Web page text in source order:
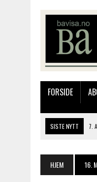
FORSIDE
SISTE NYTT 7.
6. AUGUST 2026 |
HJEM 16.